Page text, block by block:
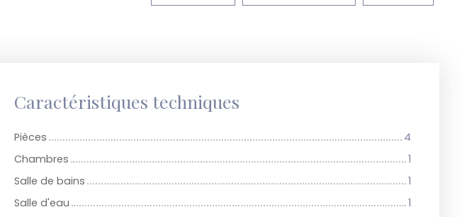
Caractéristiques techniques
Pièces
4
Chambres
1
Salle de bains
1
Salle d'eau
1